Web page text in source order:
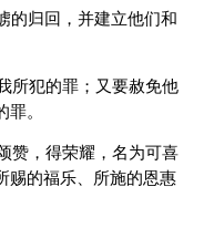
的归回，并建立他们和
所犯的罪；又要赦免他
。
赞，得荣耀，名为可喜
赐的福乐、所施的恩惠